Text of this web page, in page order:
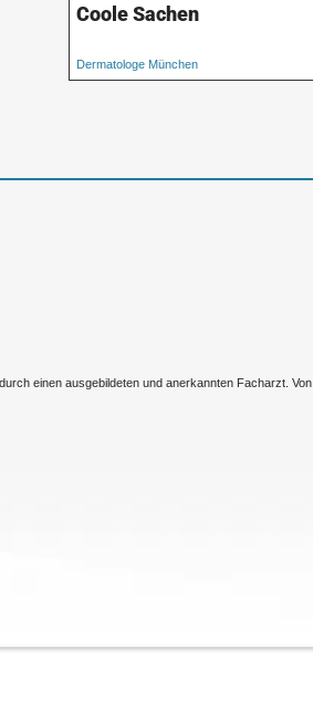
Coole Sachen
Dermatologe München
einen ausgebildeten und anerkannten Facharzt. Von